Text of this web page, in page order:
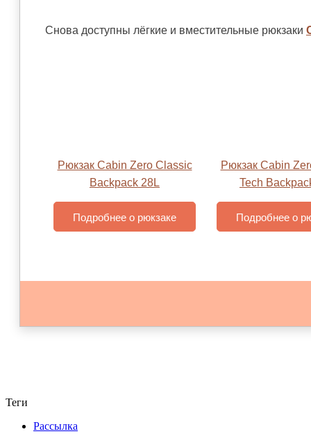
Снова доступны лёгкие и вместительные рюкзаки
Рюкзак Cabin Zero Classic
Backpack 28L
Подробнее о рюкзаке
Рюкзак Cabin
Tech
Подробнее о
Теги
Рассылка